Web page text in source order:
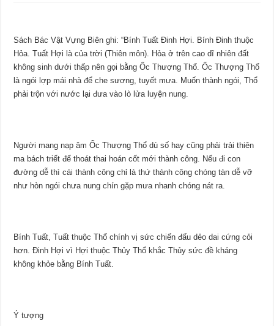
Sách Bác Vật Vựng Biên ghi: “Bính Tuất Đinh Hợi. Bính Đinh thuộc
Hỏa. Tuất Hợi là của trời (Thiên môn). Hỏa ở trên cao dĩ nhiên đất
không sinh dưới thấp nên gọi bằng Ốc Thượng Thổ. Ốc Thượng Thổ
là ngói lợp mái nhà để che sương, tuyết mưa. Muốn thành ngói, Thổ
phải trộn với nước lại đưa vào lò lửa luyện nung.
Người mang nạp âm Ốc Thượng Thổ dù số hay cũng phải trải thiên
ma bách triết để thoát thai hoán cốt mới thành công. Nếu đi con
đường dễ thì cái thành công chỉ là thứ thành công chóng tàn dễ vỡ
như hòn ngói chưa nung chín gặp mưa nhanh chóng nát ra.
Bính Tuất, Tuất thuộc Thổ chính vị sức chiến đấu dẻo dai cứng cỏi
hơn. Đinh Hợi vì Hợi thuộc Thủy Thổ khắc Thủy sức đề kháng
không khỏe bằng Bính Tuất.
Ý tượng